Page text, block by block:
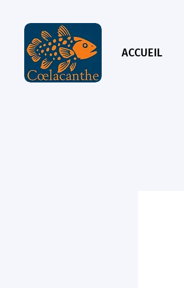
ACCUEIL